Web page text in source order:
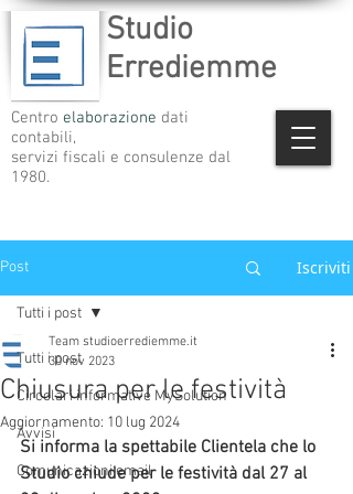
Studio
Errediemme
Centro elaborazione dati
contabili,
servizi fiscali e consulenze dal
1980.
Post Iscriviti
Tutti i post
Circolari informative MySolution
Avvisi
Comunicazioni email
Tutti i post
Chiusura per le festività
Team studioerrediemme.it
30 nov 2023
Aggiornamento: 10 lug 2024
Si informa la spettabile Clientela che lo
Studio chiude per le festività dal 27 al